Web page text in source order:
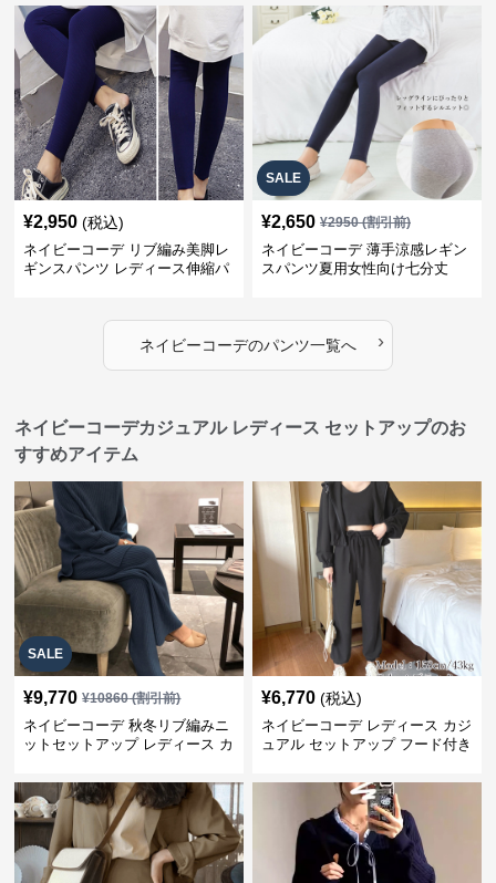
¥2,950 (税込)
ネイビーコーデ リブ編み美脚レ
ギンスパンツ レディース伸縮パ
SALE
¥2,650 ¥2950(割引前)
ネイビーコーデ 薄手涼感レギン
スパンツ夏用女性向け七分丈
ネイビーコーデのパンツ一覧へ ›
ネイビーコーデカジュアル レディース セットアップのお
すすめアイテム
SALE
¥9,770 ¥10860(割引前)
ネイビーコーデ 秋冬リブ編みニ
ットセットアップ レディース カ
¥6,770 (税込)
ネイビーコーデ レディース カジ
ュアル セットアップ フード付き